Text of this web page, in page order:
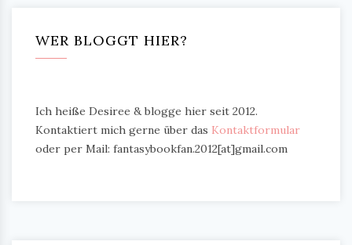
WER BLOGGT HIER?
Ich heiße Desiree & blogge hier seit 2012.
Kontaktiert mich gerne über das Kontaktformular
oder per Mail: fantasybookfan.2012[at]gmail.com